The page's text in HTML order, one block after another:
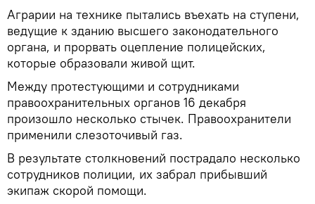
Аграрии на технике пытались въехать на ступени,
ведущие к зданию высшего законодательного
органа, и прорвать оцепление полицейских,
которые образовали живой щит.
Между протестующими и сотрудниками
правоохранительных органов 16 декабря
произошло несколько стычек. Правоохранители
применили слезоточивый газ.
В результате столкновений пострадало несколько
сотрудников полиции, их забрал прибывший
экипаж скорой помощи.